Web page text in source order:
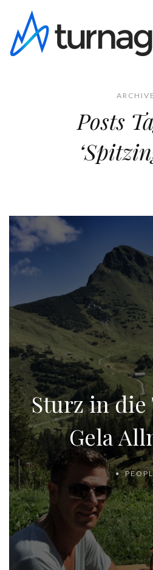
ARCHIVE
Posts
Sturz in
Gela